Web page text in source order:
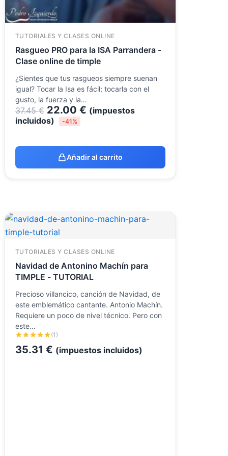
TUTORIALES Y CLASES ONLINE
Rasgueo PRO para la ISA Parrandera -
Clase online de timple
¿Sientes que tus rasgueos siempre suenan
igual? Tocar la Isa es fácil; tocarla con el
gusto, la fuerza y la…
37.45€ 22.00 € (impuestos
incluidos)
-41%
Añadir al carrito
TUTORIALES Y CLASES ONLINE
Navidad de Antonino Machín para
TIMPLE - TUTORIAL
Precioso villancico, canción de Navidad, de
este emblemático cantante. Antonio Machín.
Requiere un poco de nivel técnico. Pero con
este…
(1)
35.31 € (impuestos incluidos)